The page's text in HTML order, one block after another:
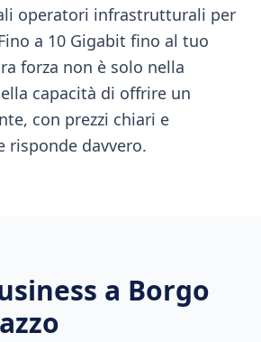
operatori infrastrutturali per
a 10 Gigabit fino al tuo
forza non è solo nella
capacità di offrire un
con prezzi chiari e
risponde davvero.
a Borgo